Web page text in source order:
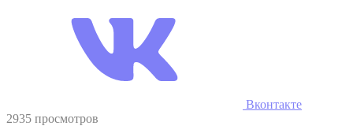
Вконтакте
2935 просмотров